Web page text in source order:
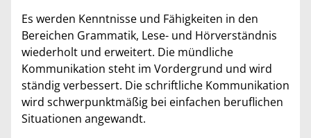
Es werden Kenntnisse und Fähigkeiten in den
Bereichen Grammatik, Lese- und Hörverständnis
wiederholt und erweitert. Die mündliche
Kommunikation steht im Vordergrund und wird
ständig verbessert. Die schriftliche Kommunikation
wird schwerpunktmäßig bei einfachen beruflichen
Situationen angewandt.